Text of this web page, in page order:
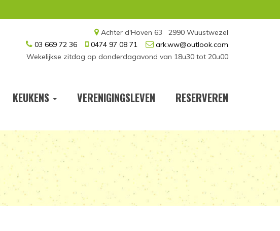
Achter d'Hoven 63 2990 Wuustwezel
03 669 72 36
0474 97 08 71
ark.ww@outlook.com
Wekelijkse zitdag op donderdagavond van 18u30 tot 20u00
KEUKENS VERENIGINGSLEVEN RESERVEREN